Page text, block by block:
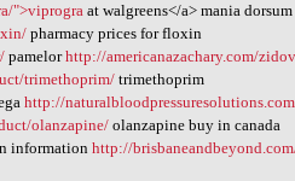
">viprograat walgreens</a> mania dorsum
pharmacy prices for floxin
pamelorhttp://americanazachary.com/
trimethoprim/trimethoprim
http://
olanzapine/ olanzapine buy in canada
informationhttp://